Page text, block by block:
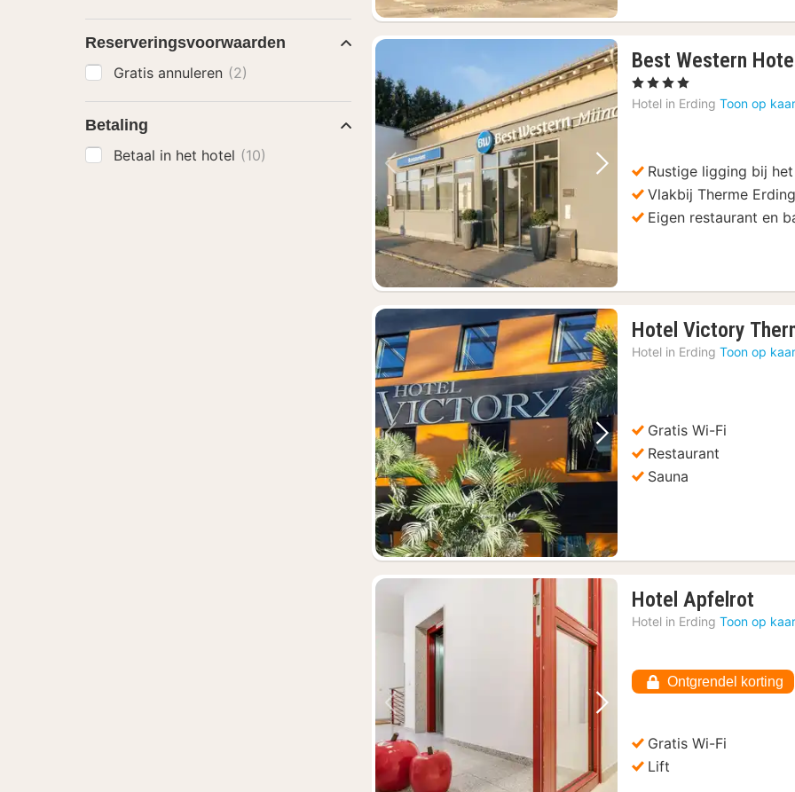
Vorige foto Volgende foto
Best Western
, 4 Sterren
Hotel in Erding Toon op
Rustige ligging bij
Vlakbij Therme Erding
Eigen restaurant en
Vorige foto Volgende foto
Hotel Victory
Hotel in Erding Toon op
Gratis Wi-Fi
Restaurant
Sauna
Vorige foto Volgende foto
Hotel Apfelrot
93,46
Hotel in Erding Toon op
Ontgrendel korting
Gratis Wi-Fi
Lift
Reserveringsvoorwaarden
Gratis annuleren (2)
Betaling
Betaal in het hotel (10)